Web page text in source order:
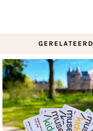
GERELATEERD